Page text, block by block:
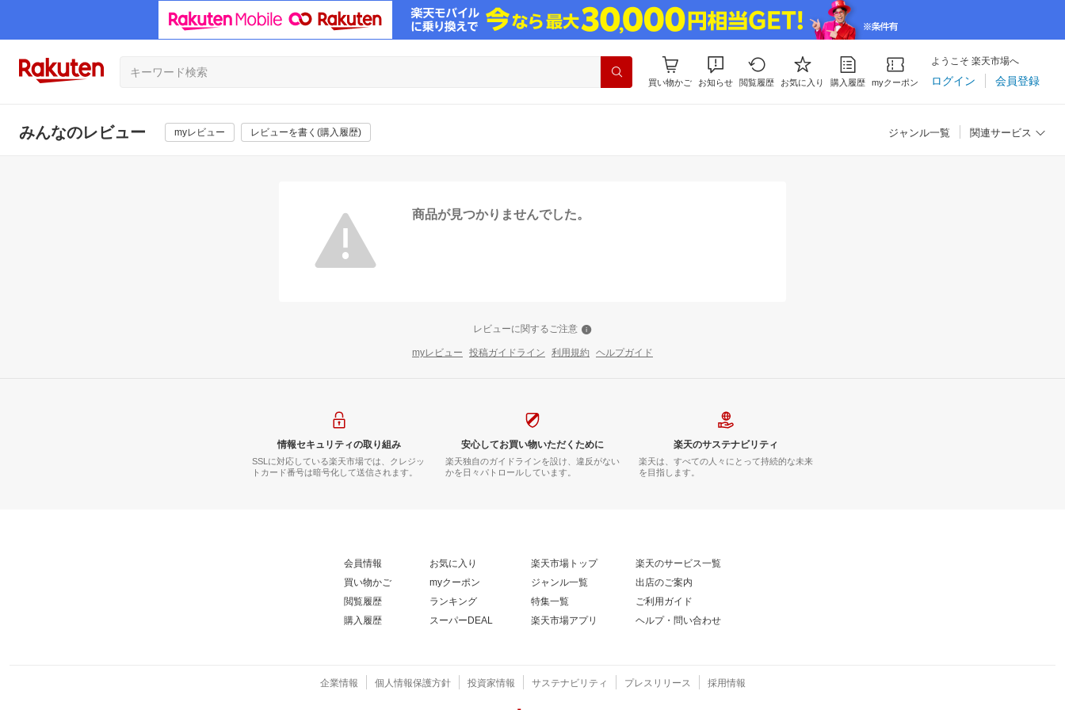
買い物かご お知らせ 閲覧履歴 お気に入り 購入履歴 myクーポン
ようこそ 楽天市場へ
ログイン 会員登録
みんなのレビュー myレビュー レビューを書く(購入履歴) ジャンル一覧 関連サービス
商品が見つかりませんでした。
レビューに関するご注意
myレビュー 投稿ガイドライン 利用規約 ヘルプガイド
情報セキュリティの取り組み
SSLに対応している楽天市場では、クレジッ
トカード番号は暗号化して送信されます。
安心してお買い物いただくために
楽天独自のガイドラインを設け、違反がない
かを日々パトロールしています。
楽天のサステナビリティ
楽天は、すべての人々にとって持続的な未来
を目指します。
会員情報
買い物かご
閲覧履歴
購入履歴
お気に入り
myクーポン
ランキング
スーパーDEAL
楽天市場トップ
ジャンル一覧
特集一覧
楽天市場アプリ
楽天のサービス一覧
出店のご案内
ご利用ガイド
ヘルプ・問い合わせ
企業情報 個人情報保護方針 投資家情報 サステナビリティ プレスリリース 採用情報